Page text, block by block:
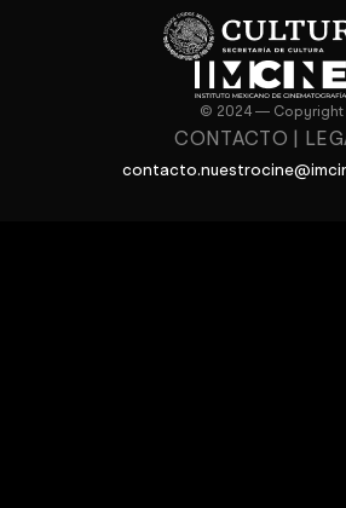
© 2024 — Copyright
CONTACTO